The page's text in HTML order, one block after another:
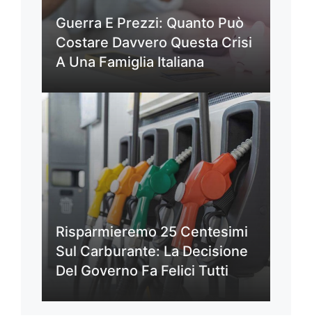
Guerra E Prezzi: Quanto Può
Costare Davvero Questa Crisi
A Una Famiglia Italiana
Risparmieremo 25 Centesimi
Sul Carburante: La Decisione
Del Governo Fa Felici Tutti